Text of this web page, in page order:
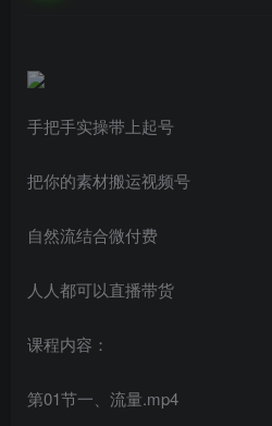
手把手实操带上起号
把你的素材搬运视频号
自然流结合微付费
人人都可以直播带货
课程内容：
第01节一、流量.mp4